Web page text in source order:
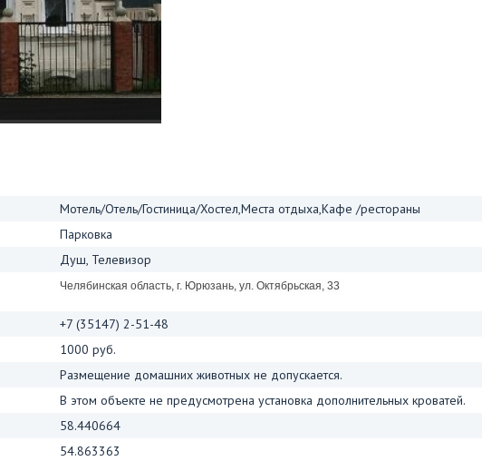
Мотель/Отель/Гостиница/Хостел,Места отдыха,Кафе /рестораны
Парковка
Душ, Телевизор
Челябинская область, г. Юрюзань, ул. Октябрьская, 33
+7 (35147) 2-51-48
1000 руб.
Размещение домашних животных не допускается.
В этом объекте не предусмотрена установка дополнительных кроватей.
58.440664
54.863363